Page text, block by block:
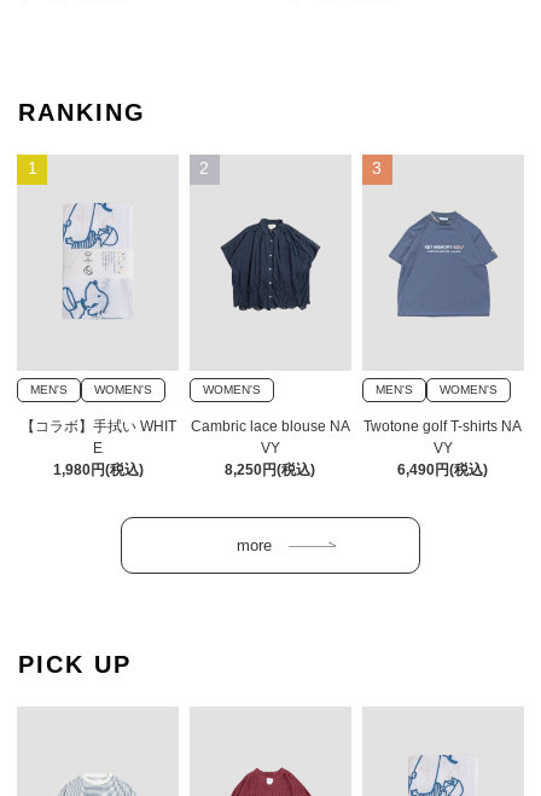
RANKING
1
MEN'S WOMEN'S
【コラボ】手拭い WHIT
E
1,980円(税込)
2
WOMEN'S
Cambric lace blouse NA
VY
8,250円(税込)
3
MEN'S WOMEN'S
Twotone golf T-shirts NA
VY
6,490円(税込)
PICK UP